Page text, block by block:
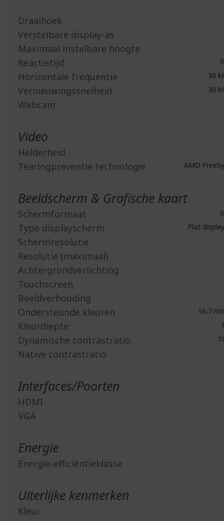
Draaihoek
Verstelbare display-as
Maximaal instelbare hoogte
Reactietijd
Horizontale frequentie 30
Vernieuwingssnelheid 30
Webcam
Video
Helderheid
Tearingpreventie technologie
AMD
Beeldscherm & Grafische kaart
Schermformaat
Type displayscherm Plat
Schermresolutie
Resolutie (maximaal)
Achtergrondverlichting
Touchscreen
Beeldverhouding
Ondersteunde kleuren
16,7
Kleurdiepte
Dynamische contrastratio
Native contrastratio
Interfaces/Poorten
HDMI
VGA
Energie
Energie-efficiëntieklasse
Uiterlijke kenmerken
Kleur